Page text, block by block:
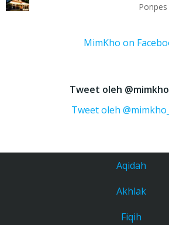
MimKho on
Tweet oleh
Tweet oleh
Aqidah
Akhlak
Fiqih